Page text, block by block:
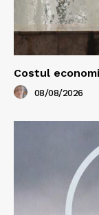
Costul
08/08/2026